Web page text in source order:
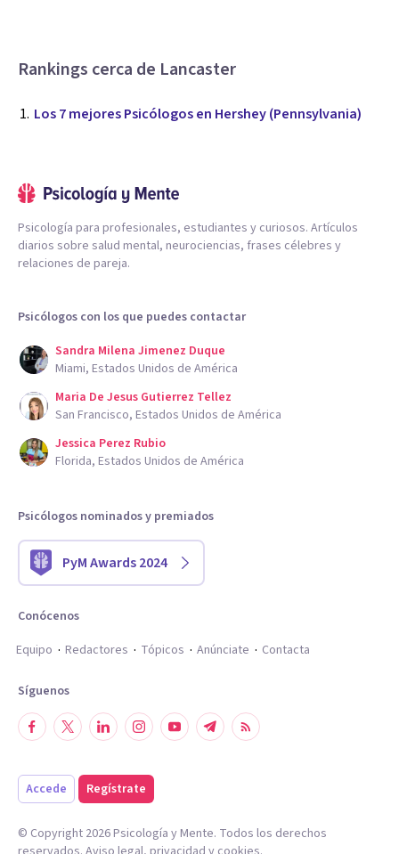
Rankings cerca de Lancaster
Los 7 mejores Psicólogos en Hershey (Pennsylvania)
Psicología para profesionales, estudiantes y curiosos. Artículos
diarios sobre salud mental, neurociencias, frases célebres y
relaciones de pareja.
Psicólogos con los que puedes contactar
Sandra Milena Jimenez Duque
Miami, Estados Unidos de América
Maria De Jesus Gutierrez Tellez
San Francisco, Estados Unidos de América
Jessica Perez Rubio
Florida, Estados Unidos de América
Psicólogos nominados y premiados
PyM Awards 2024
Conócenos
Equipo
Redactores Tópicos Anúnciate Contacta
Síguenos
Accede Regístrate
© Copyright 2026Psicología y Mente. Todos los derechos